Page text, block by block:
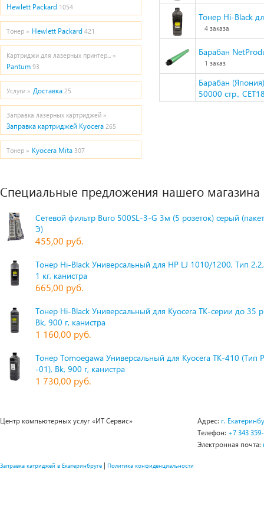
Hewlett Packard 1054
Тонер » Hewlett Packard 421
Картриджи для лазерных принтер... »
Pantum 93
Услуги » Доставка 25
Заправка лазерных картриджей »
Заправка картриджей Kyocera 265
Тонер » Kyocera Mita 307
Тонер Hi-Black
4 заказа
Барабан
1 заказ
Барабан
50000 стр.,
Специальные предложения нашего магазина
Сетевой фильтр Buro 500SL-3-G 3м (5 розеток) серый
Э)
455,00 руб.
Тонер Hi-Black Универсальный для HP LJ 1010/1200, Тип
1 кг, канистра
665,00 руб.
Тонер Hi-Black Универсальный для Kyocera TK-серии до 35
Bk, 900 г, канистра
1 160,00 руб.
Тонер Tomoegawa Универсальный для Kyocera TK-410 (Тип
-01), Bk, 900 г, канистра
1 730,00 руб.
Центр компьютерных услуг «ИТ Сервис» Адрес: г.
Телефон: +7 343
Электронная почта:
Заправка катриджей в Екатеринбруге | Политика конфиденциальности